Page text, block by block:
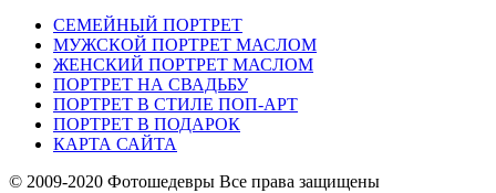
СЕМЕЙНЫЙ ПОРТРЕТ
МУЖСКОЙ ПОРТРЕТ МАСЛОМ
ЖЕНСКИЙ ПОРТРЕТ МАСЛОМ
ПОРТРЕТ НА СВАДЬБУ
ПОРТРЕТ В СТИЛЕ ПОП-АРТ
ПОРТРЕТ В ПОДАРОК
КАРТА САЙТА
© 2009-2020 Фотошедевры Все права защищены